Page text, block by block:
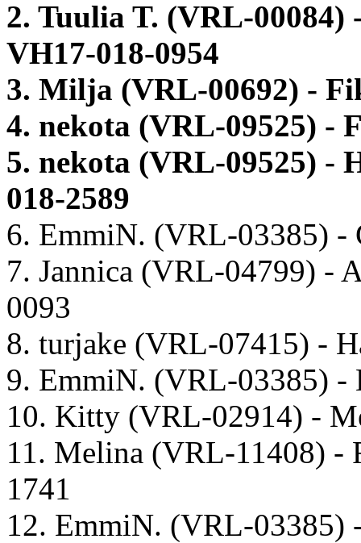
2. Tuulia T. (VRL-
VH17-018-0954
3. Milja (VRL-00692) -
4. nekota (VRL-09525) -
5. nekota (VRL-09525) -
018-2589
6. EmmiN. (VRL-03385) -
7. Jannica (VRL-04799) -
0093
8. turjake (VRL-07415) -
9. EmmiN. (VRL-03385) -
10. Kitty (VRL-02914) -
11. Melina (VRL-11408) -
1741
12. EmmiN. (VRL-03385)